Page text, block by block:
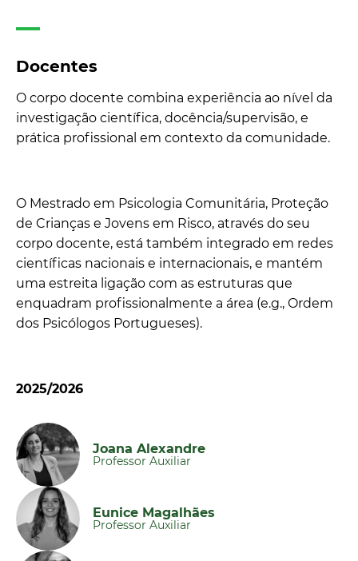
Docentes
O corpo docente combina experiência ao nível da
investigação científica, docência/supervisão, e
prática profissional em contexto da comunidade.
O Mestrado em Psicologia Comunitária, Proteção
de Crianças e Jovens em Risco, através do seu
corpo docente, está também integrado em redes
científicas nacionais e internacionais, e mantém
uma estreita ligação com as estruturas que
enquadram profissionalmente a área (e.g., Ordem
dos Psicólogos Portugueses).
2025/2026
Joana Alexandre
Professor Auxiliar
Eunice Magalhães
Professor Auxiliar